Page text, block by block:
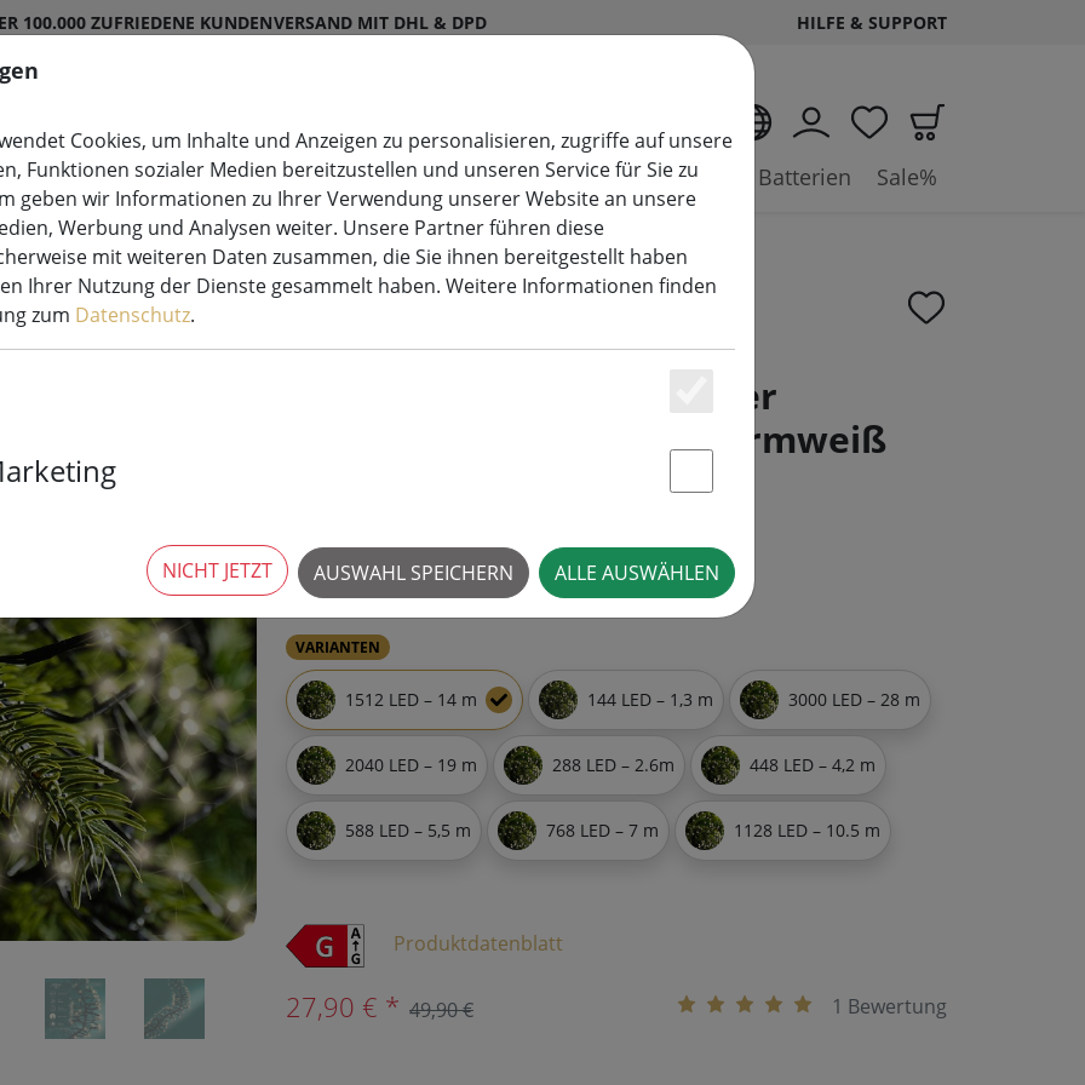
100.000 ZUFRIEDENE KUNDENVERSAND MIT DHL & DPD HILFE & SUPPORT
Leuchtdeko Kerzen LED Lichterketten Systeme Zubehör & Batterien Sale%
Kaemingk Lumineo Cluster
Lichterkette 1512 LED warmweiß
›
3 Stück verfügbar
VARIANTEN
1512 LED – 14 m 144 LED – 1,3 m 3000 LED – 28 m
2040 LED – 19 m 288 LED – 2.6m 448 LED – 4,2 m
588 LED – 5,5 m 768 LED – 7 m 1128 LED – 10.5 m
Produktdatenblatt
1 Bewertung
27,90 € * 49,90 €
Cookies, um Inhalte und Anzeigen zu personalisieren, zugriffe auf unsere
Funktionen sozialer Medien bereitzustellen und unseren Service für Sie zu
geben wir Informationen zu Ihrer Verwendung unserer Website an unsere
Werbung und Analysen weiter. Unsere Partner führen diese
mit weiteren Daten zusammen, die Sie ihnen bereitgestellt haben
Ihrer Nutzung der Dienste gesammelt haben. Weitere Informationen finden
zum Datenschutz.
Essenziell
AUSWAHL SPEICHERN ALLE AUSWÄHLEN
NICHT JETZT